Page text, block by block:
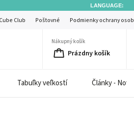
LANGUAGE:
Club Poštovné Podmienky ochrany
Nákupný košík
Prázdny košík
Tabuľky veľkostí Články -